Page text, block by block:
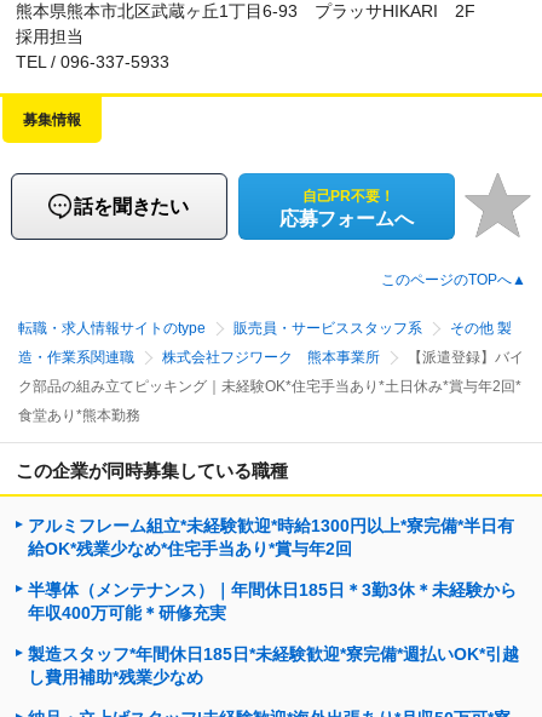
熊本県熊本市北区武蔵ヶ丘1丁目6-93 プラッサHIKARI 2F
採用担当
TEL / 096-337-5933
募集情報
話を聞きたい 自己PR不要！
応募フォームへ
このページのTOPへ▲
転職・求人情報サイトのtype 販売員・サービススタッフ系
その他 製
造・作業系関連職
株式会社フジワーク 熊本事業所
【派遣登録】バイ
ク部品の組み立てピッキング｜未経験OK*住宅手当あり*土日休み*賞与年2回*
食堂あり*熊本勤務
この企業が同時募集している職種
アルミフレーム組立*未経験歓迎*時給1300円以上*寮完備*半日有
給OK*残業少なめ*住宅手当あり*賞与年2回
半導体（メンテナンス）｜年間休日185日＊3勤3休＊未経験から
年収400万可能＊研修充実
製造スタッフ*年間休日185日*未経験歓迎*寮完備*週払いOK*引越
し費用補助*残業少なめ